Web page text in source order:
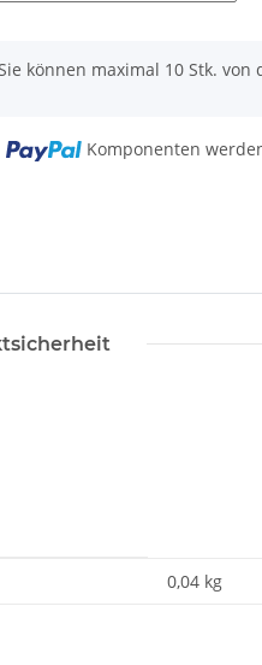
können maximal 10 Stk.
Komponenten
0,04 kg